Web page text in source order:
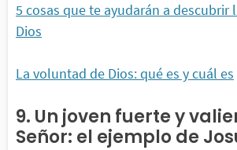
5 cosas que te ayudarán a descubrir
Dios
La voluntad de Dios: qué es y cuál es
9. Un joven fuerte y
Señor: el ejemplo de